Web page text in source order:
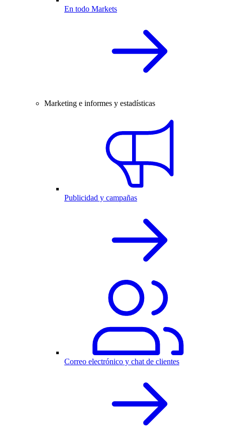
En todo Markets
Marketing e informes y estadísticas
Publicidad y campañas
Correo electrónico y chat de clientes